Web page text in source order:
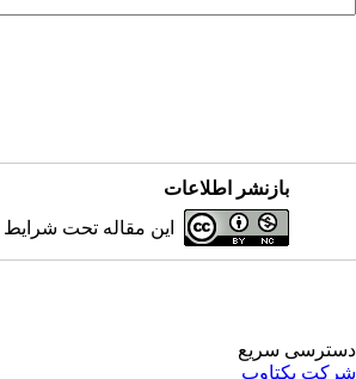
بازنشر اطلاعات
این مقاله تحت شرایط
دسترسی سریع
شرکت یکتاوب